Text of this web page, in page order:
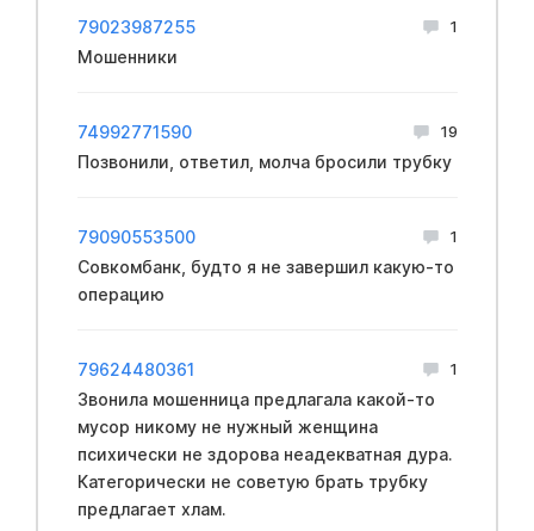
79023987255 1
Мошенники
74992771590 19
Позвонили, ответил, молча бросили трубку
79090553500 1
Совкомбанк, будто я не завершил какую-то
операцию
79624480361 1
Звонила мошенница предлагала какой-то
мусор никому не нужный женщина
психически не здорова неадекватная дура.
Категорически не советую брать трубку
предлагает хлам.